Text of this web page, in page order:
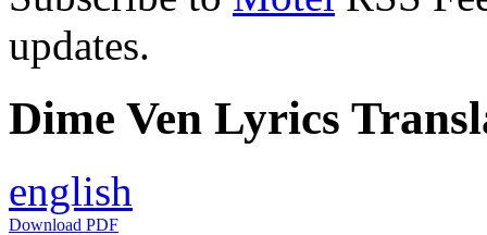
updates.
Dime Ven Lyrics
english
Download PDF